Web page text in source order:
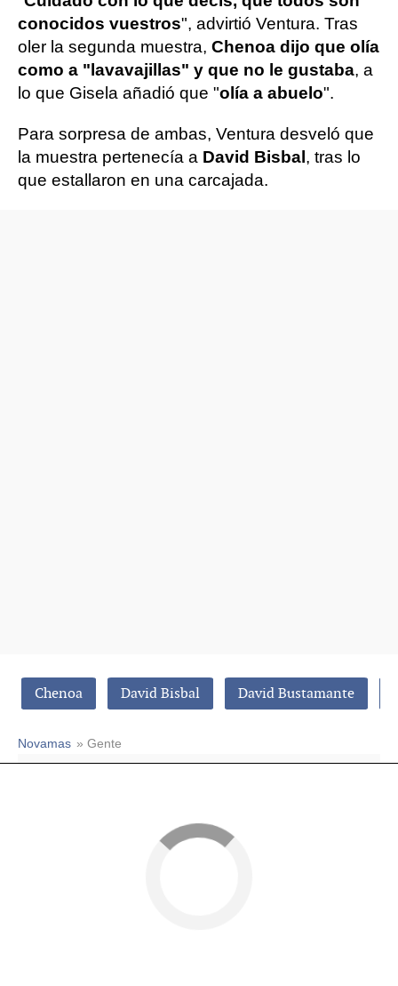
conocidos vuestros", advirtió Ventura. Tras
oler la segunda muestra, Chenoa dijo que olía
como a "lavavajillas" y que no le gustaba, a
lo que Gisela añadió que "olía a abuelo".
Para sorpresa de ambas, Ventura desveló que
la muestra pertenecía a David Bisbal , tras lo
que estallaron en una carcajada.
Chenoa David Bisbal David Bustamante
Novamas » Gente